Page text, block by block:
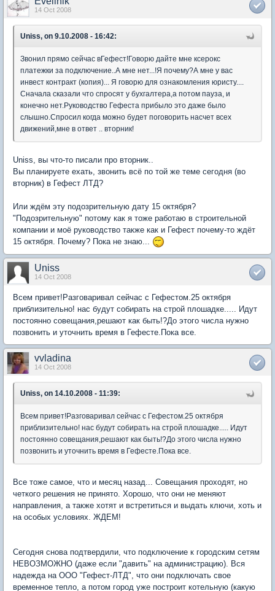
14 Oct 2008
Uniss, on 9.10.2008 - 16:42:
Звонил прямо сейчас вГефест!Говорю дайте мне ксерокс
платежки за подключение..А мне нет...!Я почему?А мне у вас
инвест контракт (копия)... Я говорю для ознакомления юристу....
Сначала сказали что спросят у бухгалтера,а потом пауза, и
конечно нет.Руководство Гефеста прибыло это даже было
слышно.Спросил когда можно будет поговорить насчет всех
движений,мне в ответ .. вторник!
Uniss, вы что-то писали про вторник..
Вы планируете ехать, звонить всё по той же теме сегодня (во
вторник) в Гефест ЛТД?
Или ждём эту подозрительную дату 15 октября?
"Подозрительную" потому как я тоже работаю в строительной
компании и моё руководство также как и Гефест почему-то ждёт
15 октября. Почему? Пока не знаю...
Uniss
14 Oct 2008
Всем привет!Разговаривал сейчас с Гефестом.25 октября
приблизительно! нас будут собирать на строй плошадке..... Идут
постоянно совещания,решают как быть!?До этого числа нужно
позвонить и уточнить время в Гефесте.Пока все.
vvladina
14 Oct 2008
Uniss, on 14.10.2008 - 11:39:
Всем привет!Разговаривал сейчас с Гефестом.25 октября
приблизительно! нас будут собирать на строй плошадке..... Идут
постоянно совещания,решают как быть!?До этого числа нужно
позвонить и уточнить время в Гефесте.Пока все.
Все тоже самое, что и месяц назад... Совещания проходят, но
четкого решения не принято. Хорошо, что они не меняют
направления, а также хотят и встретиться и выдать ключи, хоть и
на особых условиях. ЖДЕМ!
Сегодня снова подтвердили, что подключение к городским сетям
НЕВОЗМОЖНО (даже если "давить" на администрацию). Вся
надежда на ООО "Гефест-ЛТД", что они подключать свое
временное тепло, а потом город уже построит котельную (какую